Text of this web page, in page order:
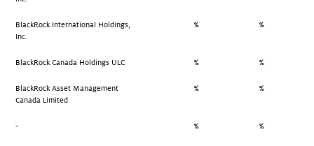
BlackRock International Holdings,
Inc.
% %
BlackRock Canada Holdings ULC % %
BlackRock Asset Management
Canada Limited
% %
- % %